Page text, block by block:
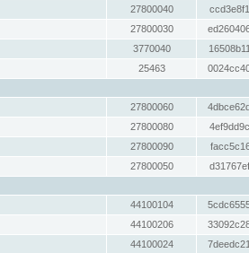
27800040
27800030
3770040
25463
27800060
27800080
27800090
27800050
44100104
44100206
44100024